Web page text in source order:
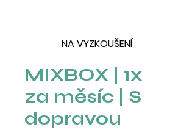
NA VYZKOUŠENÍ
MIXBOX | 1x
za měsíc | S
dopravou